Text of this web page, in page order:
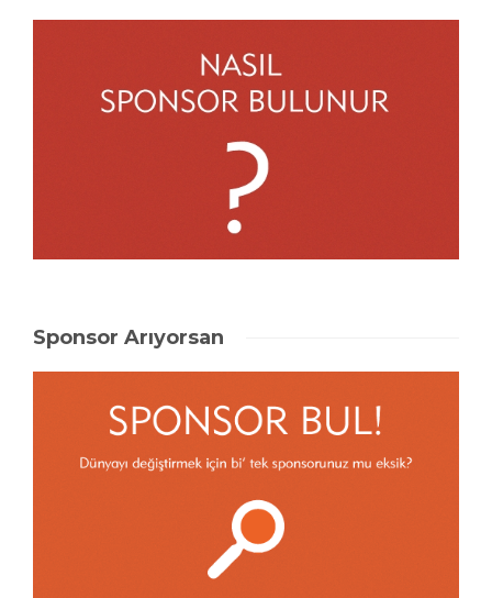
Sponsor Arıyorsan